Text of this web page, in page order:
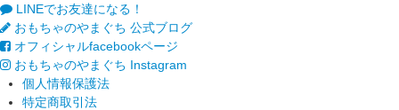
LINEでお友達になる！
おもちゃのやまぐち 公式ブログ
オフィシャルfacebookページ
おもちゃのやまぐち Instagram
個人情報保護法
特定商取引法